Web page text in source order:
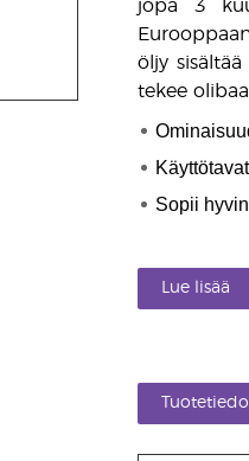
jopa 3
öljy
tekee
Sopii
Lue lisää